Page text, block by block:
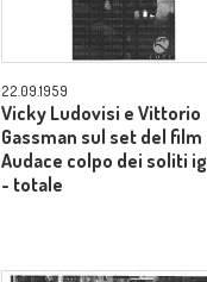
22.09.1959
Vicky Ludovisi e Vittorio
Gassman sul set del film
Audace colpo dei soliti
- totale